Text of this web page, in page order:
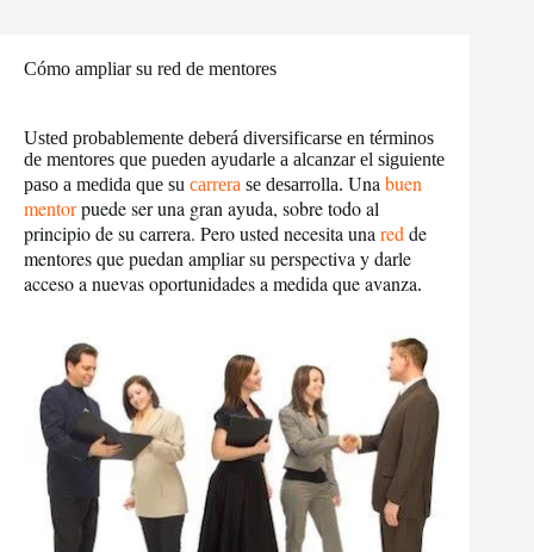
Cómo ampliar su red de mentores
Usted probablemente deberá diversificarse en términos
de mentores que pueden ayudarle a alcanzar el siguiente
paso a medida que su carrera se desarrolla. Una buen
mentorpuede ser una gran ayuda, sobre todo al
principio de su carrera. Pero usted necesita una red de
mentores que puedan ampliar su perspectiva y darle
acceso a nuevas oportunidades a medida que avanza.